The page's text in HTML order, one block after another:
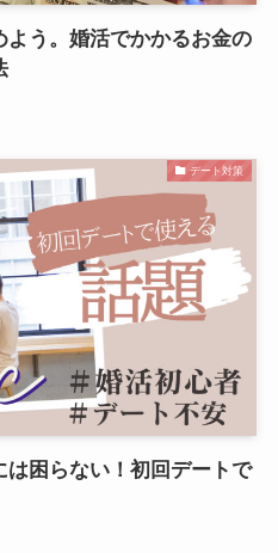
よう。婚活でかかるお金の
デート対策
は困らない！初回デートで